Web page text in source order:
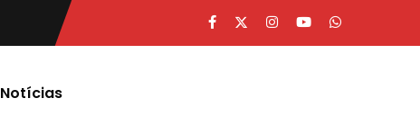
Notícias